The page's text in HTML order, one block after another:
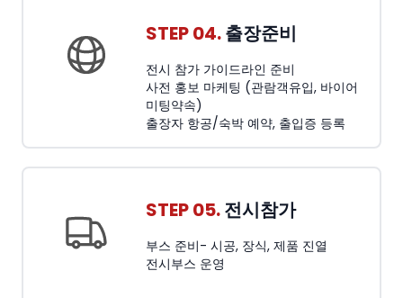
STEP 04.출장준비
전시 참가 가이드라인 준비
사전 홍보 마케팅 (관람객유입, 바이어
미팅약속)
출장자 항공/숙박 예약, 출입증 등록
STEP 05.전시참가
부스 준비- 시공, 장식, 제품 진열
전시부스 운영